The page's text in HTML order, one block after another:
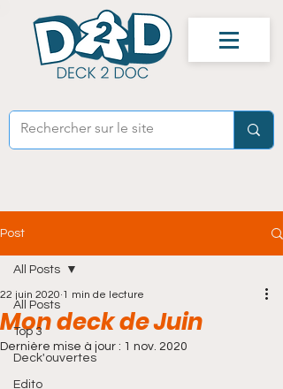
Post
All Posts
Top 3
Deck'ouvertes
Edito
All Posts
Mon deck de Juin
22 juin 2020 1 min de lecture
Dernière mise à jour : 1 nov. 2020